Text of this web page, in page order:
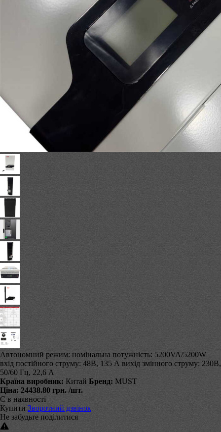
Автономний режим: номінальна потужність: 5200VA/5200W
вхід постійного струму: 48В, 135 А вихід змінного струму: 230В,
50/60 Гц, 22,6 А
Країна виробник: Китай Бренд: MUST
Ціна: 24438.80 грн. /шт.
Є в наявності
Купити Зворотний дзвінок
Не забудьте поділитися